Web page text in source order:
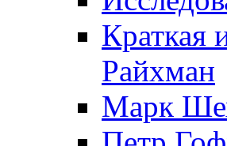
Краткая
Райхман
Марк